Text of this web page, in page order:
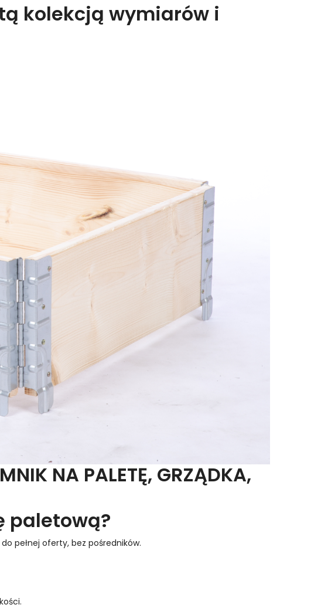
kolekcją wymiarów i
NA PALETĘ, GRZĄDKA,
paletową?
pełnej oferty, bez pośredników.